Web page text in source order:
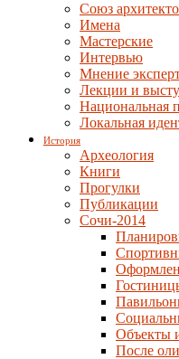
Союз
Имена
Мастерские
Интервью
Мнение
Лекции и
Национальная
Локальная
История
Археология
Книги
Прогулки
Публикации
Сочи-2014
Объекты
После